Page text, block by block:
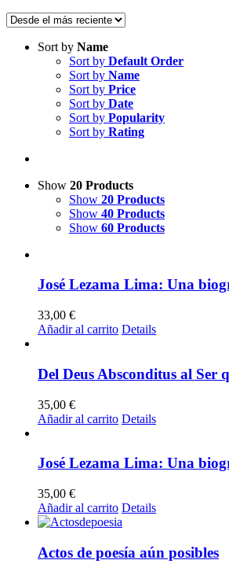
Sort by Name
Sort by Default Order
Sort by Name
Sort by Price
Sort by Date
Sort by Popularity
Sort by Rating
Show 20 Products
Show 20 Products
Show 40 Products
Show 60 Products
José Lezama Lima: Una
33,00 €
Añadir al carrito Details
Del Deus Absconditus al Ser
35,00 €
Añadir al carrito Details
José Lezama Lima: Una
35,00 €
Añadir al carrito Details
Actos de poesía aún posibles